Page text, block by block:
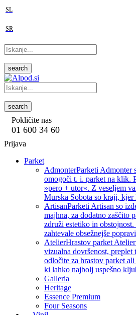
SL
SR
search
search
Pokličite nas
01 600 34 60
Prijava
Parket
AdmonterParketi Admonter
omogoči t. i. parket na klik.
»pero + utor«. Z veseljem
Murska Sobota so kraji, kjer
ArtisanParketi Artisan so
majhna, za dodatno zaščito
združi estetiko in
zahtevale obsežnejše
AtelierHrastov parket
vizualna dovršenost,
odločite za hrastov parket
ki lahko najbolj uspešno
Galleria
Heritage
Essence Premium
Four Seasons